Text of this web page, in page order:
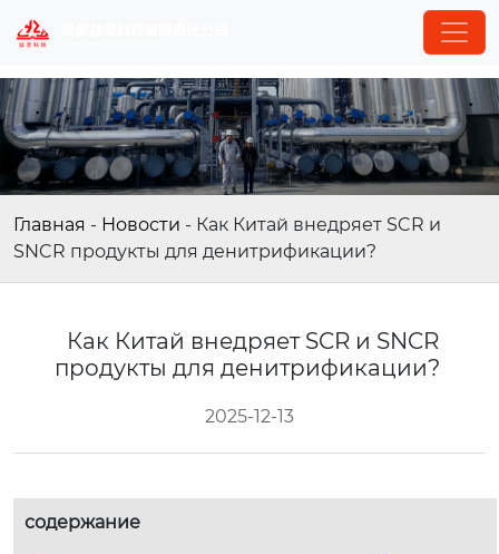
Главная - Новости - Как Китай внедряет SCR и
SNCR продукты для денитрификации?
Как Китай внедряет SCR и SNCR
продукты для денитрификации?
2025-12-13
содержание